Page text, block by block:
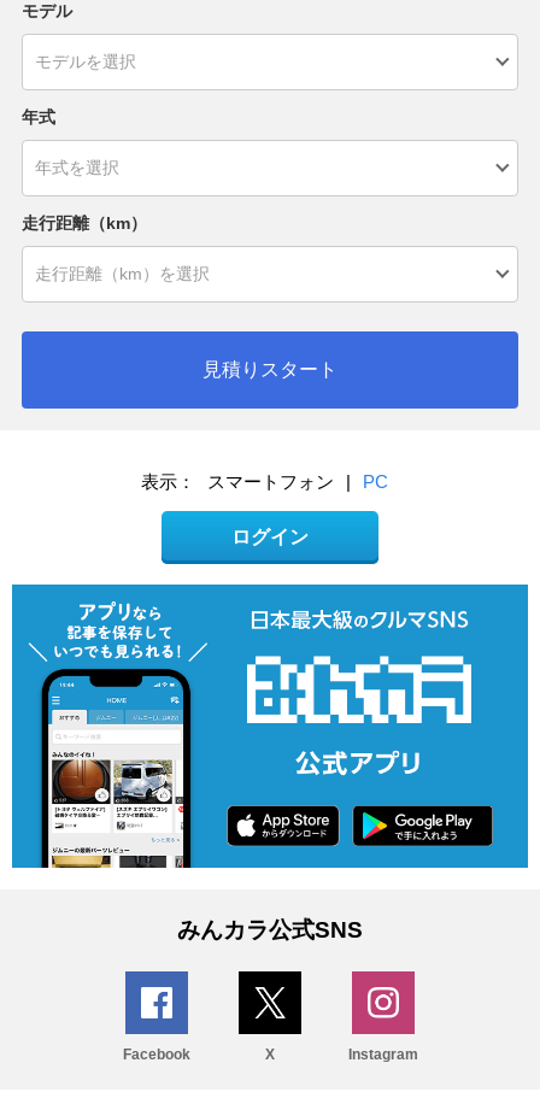
モデル
年式
走行距離（km）
見積りスタート
表示： スマートフォン | PC
ログイン
みんカラ公式SNS
Facebook X Instagram